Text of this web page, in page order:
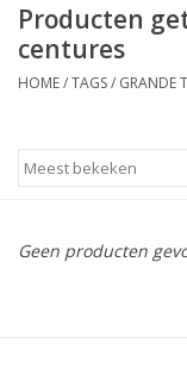
Onze Winkel
Merken
Producten
centures
HOME/TAGS/ GRANDE
Geen producten